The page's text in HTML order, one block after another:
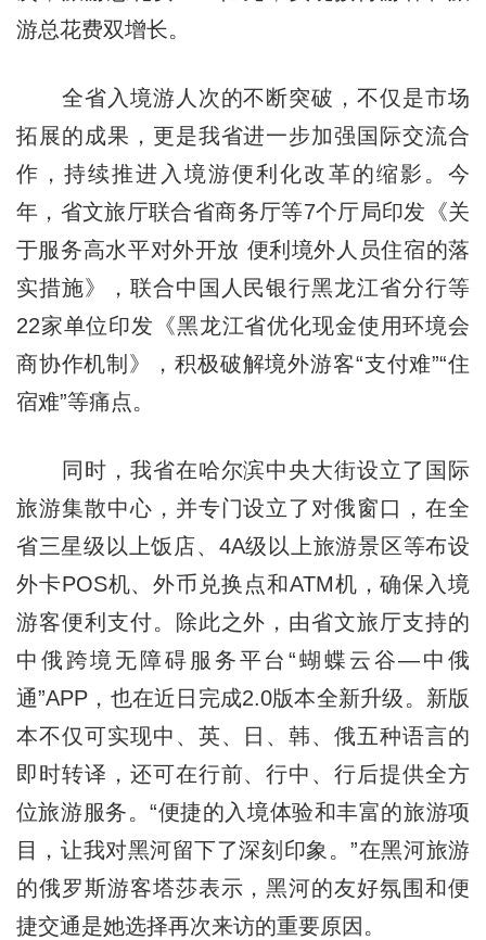
游总花费双增长。
全省入境游人次的不断突破，不仅是市场
拓展的成果，更是我省进一步加强国际交流合
作，持续推进入境游便利化改革的缩影。今
年，省文旅厅联合省商务厅等7个厅局印发《关
于服务高水平对外开放 便利境外人员住宿的落
实措施》，联合中国人民银行黑龙江省分行等
22家单位印发《黑龙江省优化现金使用环境会
商协作机制》，积极破解境外游客“支付难”“住
宿难”等痛点。
同时，我省在哈尔滨中央大街设立了国际
旅游集散中心，并专门设立了对俄窗口，在全
省三星级以上饭店、4A级以上旅游景区等布设
外卡POS机、外币兑换点和ATM机，确保入境
游客便利支付。除此之外，由省文旅厅支持的
中俄跨境无障碍服务平台“蝴蝶云谷—中俄
通”APP，也在近日完成2.0版本全新升级。新版
本不仅可实现中、英、日、韩、俄五种语言的
即时转译，还可在行前、行中、行后提供全方
位旅游服务。“便捷的入境体验和丰富的旅游项
目，让我对黑河留下了深刻印象。”在黑河旅游
的俄罗斯游客塔莎表示，黑河的友好氛围和便
捷交通是她选择再次来访的重要原因。